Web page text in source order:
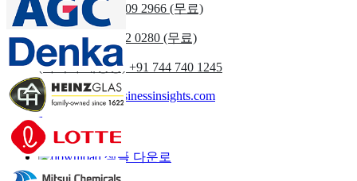
우리를 +1 833 909 2966 (무료)
+44 808 502 0280 (무료)
(아시아 태평양) +91 744 740 1245
sales@fortunebusinessinsights.com
이메일
샘플 다운로
드